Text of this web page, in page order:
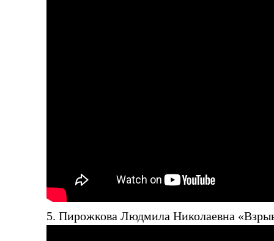
5. Пирожкова Людмила Николаевна